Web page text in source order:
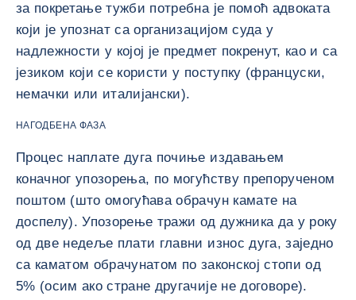
за покретање тужби потребна је помоћ адвоката
који је упознат са организацијом суда у
надлежности у којој је предмет покренут, као и са
језиком који се користи у поступку (француски,
немачки или италијански).
НАГОДБЕНА ФАЗА
Процес наплате дуга почиње издавањем
коначног упозорења, по могућству препорученом
поштом (што омогућава обрачун камате на
доспелу). Упозорење тражи од дужника да у року
од две недеље плати главни износ дуга, заједно
са каматом обрачунатом по законској стопи од
5% (осим ако стране другачије не договоре).